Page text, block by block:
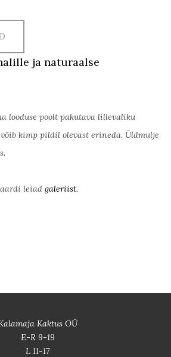
ja naturaalse
looduse poolt pakutava lillevaliku
kimp pildil olevast erineda. Üldmulje
leiad galeriist.
Kaktus OÜ
E-R 9-19
L 11-17